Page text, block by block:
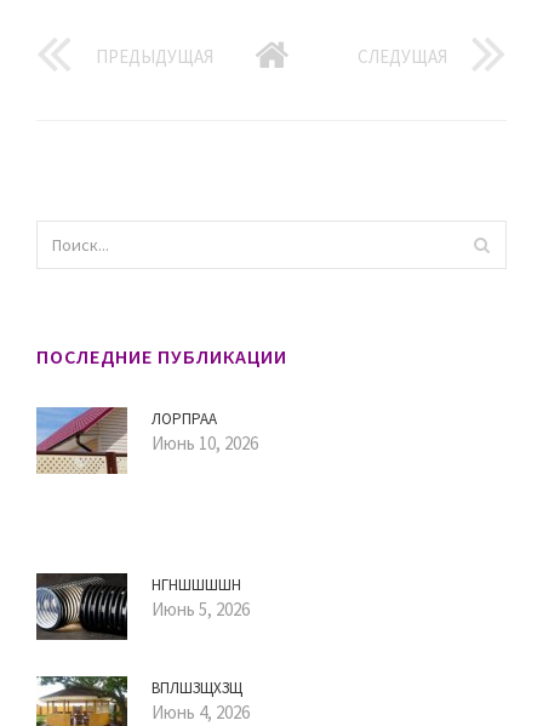
ПРЕДЫДУЩАЯ СЛЕДУЩАЯ
ПОСЛЕДНИЕ ПУБЛИКАЦИИ
ЛОРПРАА
Июнь 10, 2026
НГНШШШШН
Июнь 5, 2026
ВПЛШЗЩХЗЩ
Июнь 4, 2026